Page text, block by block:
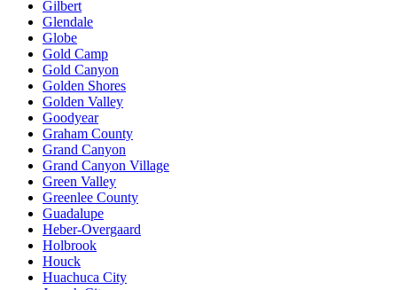
Gilbert
Glendale
Globe
Gold Camp
Gold Canyon
Golden Shores
Golden Valley
Goodyear
Graham County
Grand Canyon
Grand Canyon Village
Green Valley
Greenlee County
Guadalupe
Heber-Overgaard
Holbrook
Houck
Huachuca City